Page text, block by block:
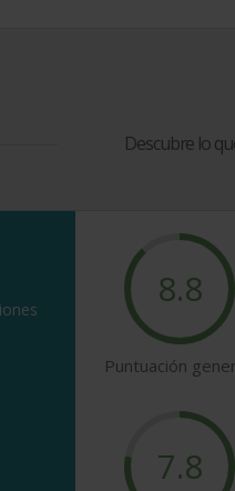
Descubre lo
8.8
Puntuación
7.8